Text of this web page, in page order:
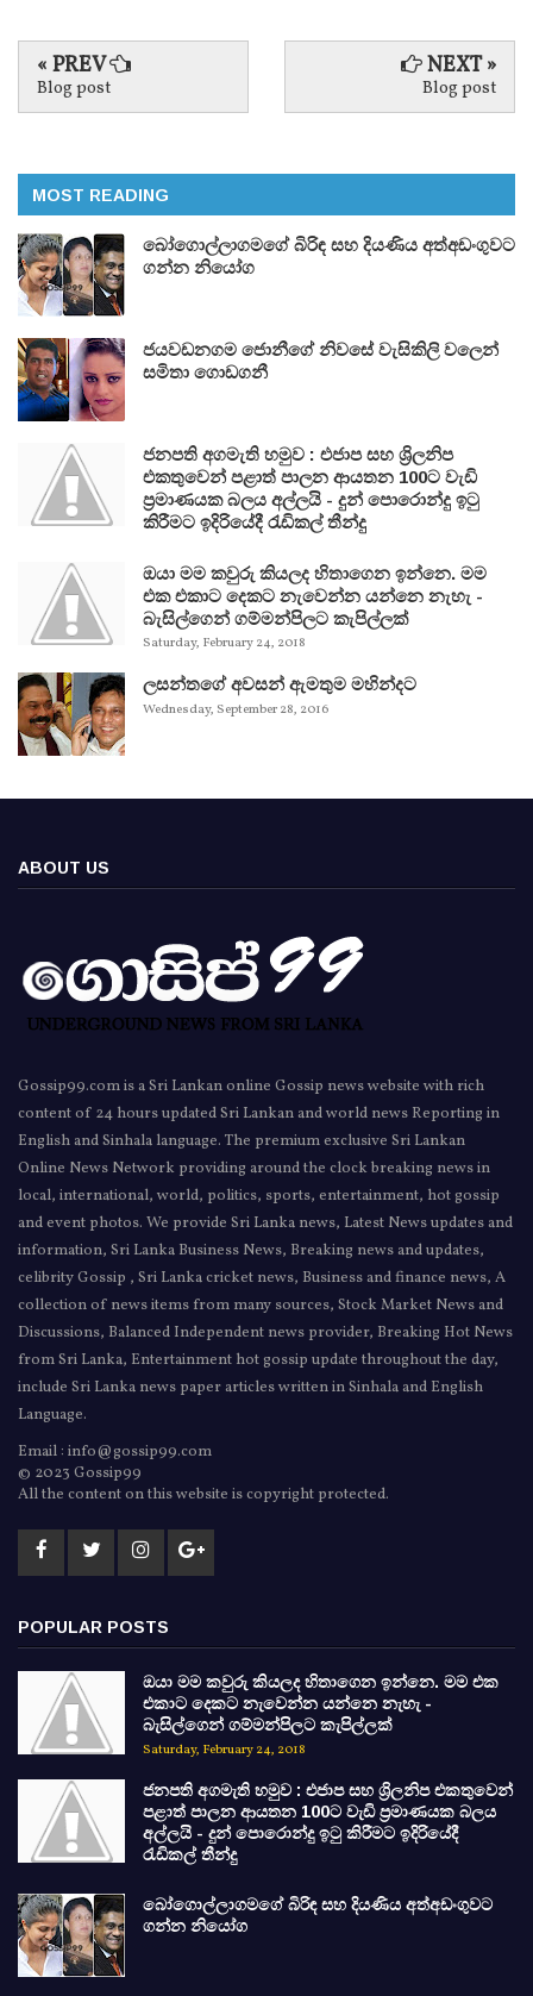
« PREV
Blog post
NEXT »
Blog post
MOST READING
බෝගොල්ලාගමගේ බිරිඳ සහ දියණිය අත්අඩංගුවට
ගන්න නියෝග
ජයවඩනගම ජොනීගේ නිවසේ වැසිකිලි වලෙන්
සමිතා ගොඩගනී
ජනපති අගමැති හමුව : එජාප සහ ශ්‍රිලනිප
එකතුවෙන් පළාත් පාලන ආයතන 100ට වැඩි
ප්‍රමාණයක බලය අල්ලයි - දුන් පොරොන්දු ඉටු
කිරීමට ඉදිරියේදී රැඩිකල් තීන්දු
ඔයා මම කවුරු කියලද හිතාගෙන ඉන්නෙ. මම
එක එකාට දෙකට නැවෙන්න යන්නෙ නැහැ -
බැසිල්ගෙන් ගම්මන්පිලට කැපිල්ලක්
Saturday, February 24, 2018
ලසන්තගේ අවසන් ඇමතුම මහින්දට
Wednesday, September 28, 2016
ABOUT US
Gossip99.com is a Sri Lankan online Gossip news website with rich
content of 24 hours updated Sri Lankan and world news Reporting in
English and Sinhala language. The premium exclusive Sri Lankan
Online News Network providing around the clock breaking news in
local, international, world, politics, sports, entertainment, hot gossip
and event photos. We provide Sri Lanka news, Latest News updates and
information, Sri Lanka Business News, Breaking news and updates,
celibrity Gossip , Sri Lanka cricket news, Business and finance news, A
collection of news items from many sources, Stock Market News and
Discussions, Balanced Independent news provider, Breaking Hot News
from Sri Lanka, Entertainment hot gossip update throughout the day,
include Sri Lanka news paper articles written in Sinhala and English
Language.
Email : info@gossip99.com
© 2023 Gossip99
All the content on this website is copyright protected.
POPULAR POSTS
ඔයා මම කවුරු කියලද හිතාගෙන ඉන්නෙ. මම එක
එකාට දෙකට නැවෙන්න යන්නෙ නැහැ -
බැසිල්ගෙන් ගම්මන්පිලට කැපිල්ලක්
Saturday, February 24, 2018
ජනපති අගමැති හමුව : එජාප සහ ශ්‍රිලනිප එකතුවෙන්
පළාත් පාලන ආයතන 100ට වැඩි ප්‍රමාණයක බලය
අල්ලයි - දුන් පොරොන්දු ඉටු කිරීමට ඉදිරියේදී
රැඩිකල් තීන්දු
බෝගොල්ලාගමගේ බිරිඳ සහ දියණිය අත්අඩංගුවට
ගන්න නියෝග